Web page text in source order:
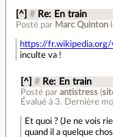
[^] # Re: En train
Posté par Marc Quinton
https://
inculte va !
[^] # Re: En train
Posté par antistress(
Évalué à 3. Dernière
Et quoi ? (Je ne vois
quand il a quelque